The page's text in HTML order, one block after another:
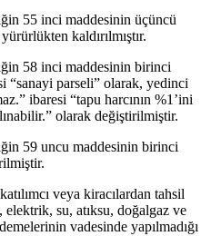
55 inci maddesinin üçüncü
kaldırılmıştır.
58 inci maddesinin birinci
“sanayi parseli” olarak, yedinci
ibaresi “tapu harcının %1’ini
olarak değiştirilmiştir.
59 uncu maddesinin birinci
veya kiracılardan tahsil
elektrik, su, atıksu, doğalgaz ve
vadesinde yapılmadığı